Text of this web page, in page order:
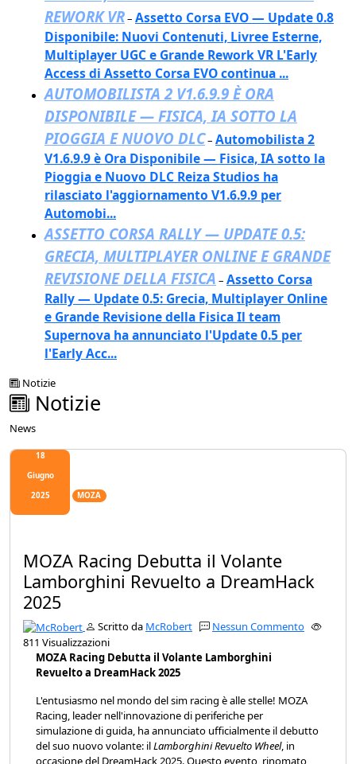
REWORK VR– Assetto Corsa EVO — Update 0.8
Disponibile: Nuovi Contenuti, Livree Esterne,
Multiplayer UGC e Grande Rework VR L'Early
Access di Assetto Corsa EVO continua ...
AUTOMOBILISTA 2 V1.6.9.9 È ORA
DISPONIBILE — FISICA, IA SOTTO LA
PIOGGIA E NUOVO DLC– Automobilista 2
V1.6.9.9 è Ora Disponibile — Fisica, IA sotto la
Pioggia e Nuovo DLC Reiza Studios ha
rilasciato l'aggiornamento V1.6.9.9 per
Automobi...
ASSETTO CORSA RALLY — UPDATE 0.5:
GRECIA, MULTIPLAYER ONLINE E GRANDE
REVISIONE DELLA FISICA – Assetto Corsa
Rally — Update 0.5: Grecia, Multiplayer Online
e Grande Revisione della Fisica Il team
Supernova ha annunciato l'Update 0.5 per
l'Early Acc...
Notizie
Notizie
News
18
Giugno
2025
MOZA
MOZA Racing Debutta il Volante
Lamborghini Revuelto a DreamHack
2025
Scritto da McRobert
Nessun Commento
811 Visualizzazioni
MOZA Racing Debutta il Volante Lamborghini
Revuelto a DreamHack 2025
L'entusiasmo nel mondo del sim racing è alle stelle! MOZA
Racing, leader nell'innovazione di periferiche per
simulazione di guida, ha annunciato ufficialmente il debutto
del suo nuovo volante: ilLamborghini Revuelto Wheel, in
occasione del DreamHack 2025. Questo evento, rinomato